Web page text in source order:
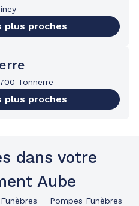
plus proches
Tonnerre
plus proches
dans votre
Aube
Pompes Funèbres